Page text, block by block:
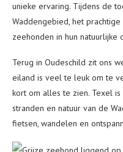
unieke ervaring. Tijdens de
Waddengebied, het
zeehonden in hun natuurlijke
Terug in Oudeschild zit ons
eiland is veel te leuk om te
kort om alles te zien. Texel
stranden en natuur van de
fietsen, wandelen en